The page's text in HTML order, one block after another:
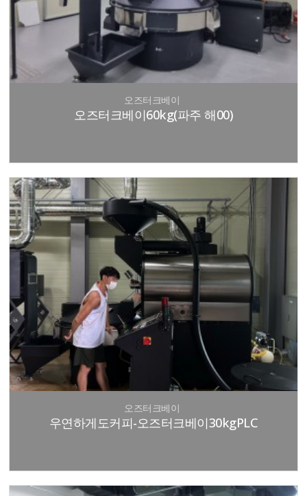
오즈터크베이
오즈터크베이60kg(파주 해00)
오즈터크베이
우연하게도커피-오즈터크베이30kgPLC